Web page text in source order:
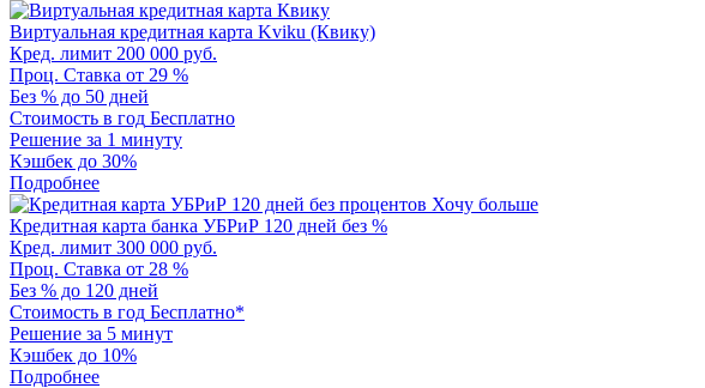
Виртуальная кредитная карта Kviku (Квику)
Кред. лимит 200 000 руб.
Проц. Ставка от 29 %
Без % до 50 дней
Стоимость в год Бесплатно
Решение за 1 минуту
Кэшбек до 30%
Подробнее
Кредитная карта банка УБРиР 120 дней без %
Кред. лимит 300 000 руб.
Проц. Ставка от 28 %
Без % до 120 дней
Стоимость в год Бесплатно*
Решение за 5 минут
Кэшбек до 10%
Подробнее